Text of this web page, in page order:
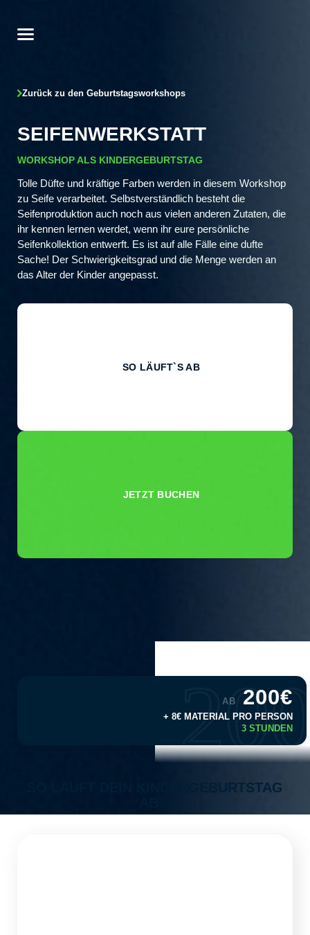
Zurück zu den Geburtstagsworkshops
SEIFENWERKSTATT
WORKSHOP ALS KINDERGEBURTSTAG
Tolle Düfte und kräftige Farben werden in diesem Workshop
zu Seife verarbeitet. Selbstverständlich besteht die
Seifenproduktion auch noch aus vielen anderen Zutaten, die
ihr kennen lernen werdet, wenn ihr eure persönliche
Seifenkollektion entwerft. Es ist auf alle Fälle eine dufte
Sache! Der Schwierigkeitsgrad und die Menge werden an
das Alter der Kinder angepasst.
SO LÄUFT`S AB
JETZT BUCHEN
SO LÄUFT DEIN KINDERGEBURTSTAG
AB 200€
+ 8€ MATERIAL PRO PERSON
3 STUNDEN